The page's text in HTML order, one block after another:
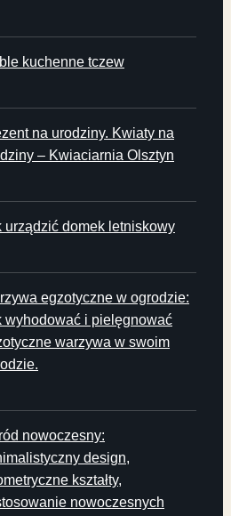
kuchenne tczew
na urodziny. Kwiaty na
– Kwiaciarnia Olsztyn
urządzić domek letniskowy
egzotyczne w ogrodzie:
wyhodować i pielęgnować
warzywa w swoim
nowoczesny:
design,
kształty,
nowoczesnych